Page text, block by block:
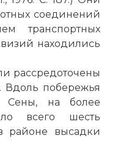
соединений
транспортных
находились
рассредоточены
Вдоль побережья
Сены, на более
всего шесть
высадки